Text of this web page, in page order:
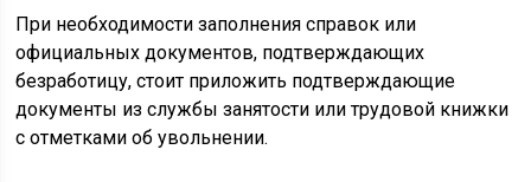
При необходимости заполнения справок или
официальных документов, подтверждающих
безработицу, стоит приложить подтверждающие
документы из службы занятости или трудовой книжки
с отметками об увольнении.